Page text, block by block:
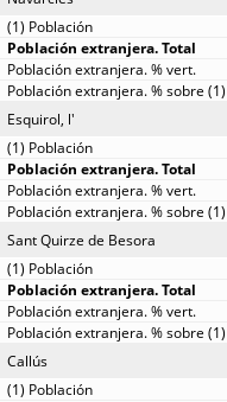
Esquirol, l'
Sant Quirze de Besora
Callús